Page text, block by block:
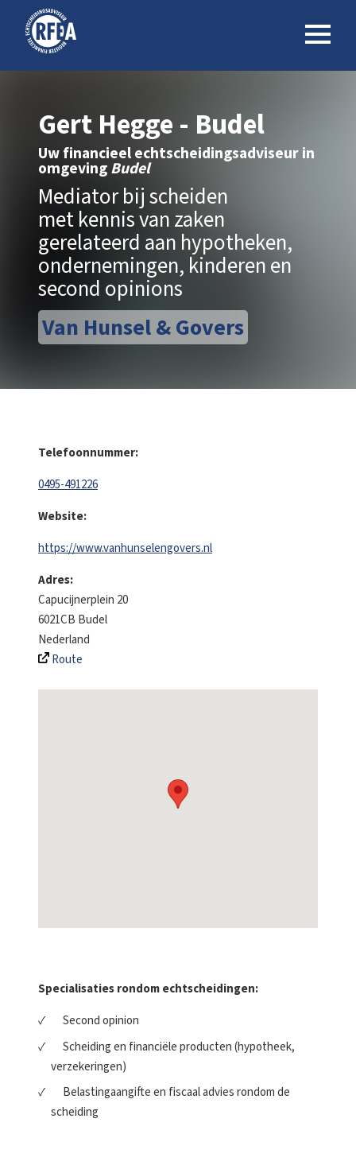
Gert Hegge - Budel
Uw financieel echtscheidingsadviseur in
omgevingBudel
Mediator bij scheiden
met kennis van zaken
gerelateerd aan hypotheken,
ondernemingen, kinderen en
second opinions
Van Hunsel & Govers
Telefoonnummer:
0495-491226
Website:
https://www.vanhunselengovers.nl
Adres:
Capucijnerplein 20
6021CB Budel
Nederland
Route
Specialisaties rondom echtscheidingen:
Second opinion
Scheiding en financiële producten (hypotheek,
verzekeringen)
Belastingaangifte en fiscaal advies rondom de
scheiding